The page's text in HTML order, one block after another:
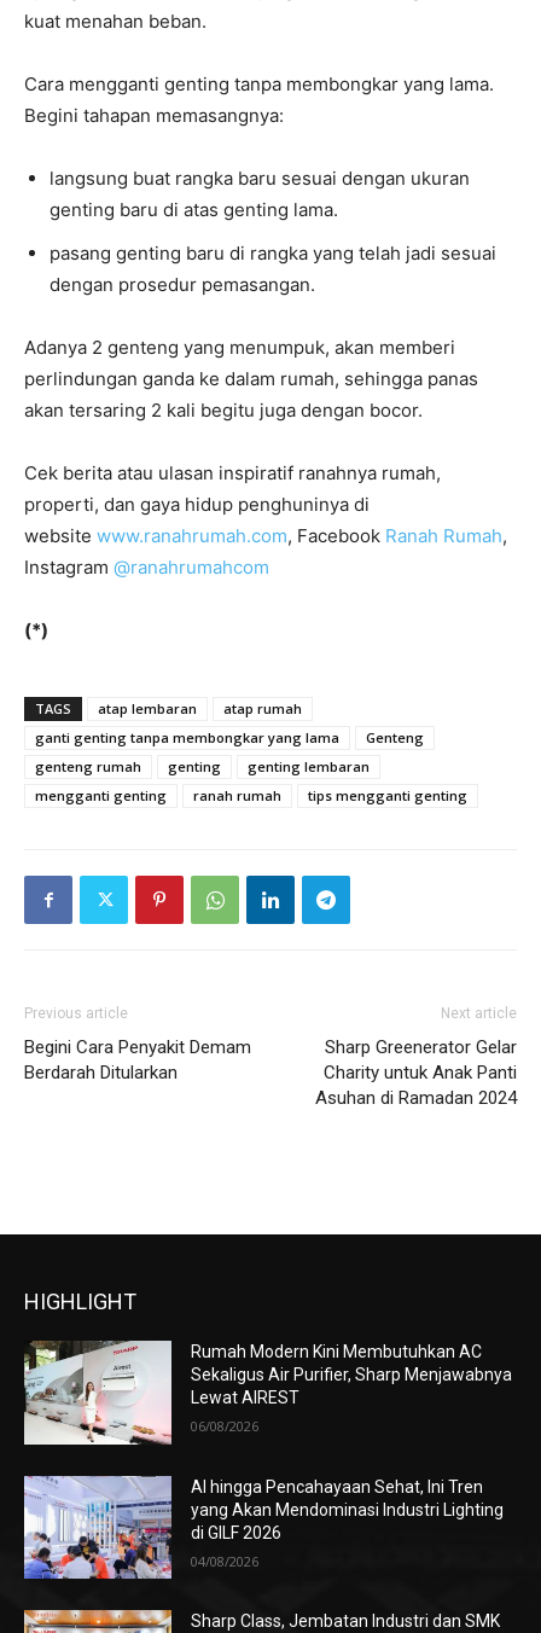
kuat menahan beban.
Cara mengganti genting tanpa membongkar yang lama.
Begini tahapan memasangnya:
langsung buat rangka baru sesuai dengan ukuran
genting baru di atas genting lama.
pasang genting baru di rangka yang telah jadi sesuai
dengan prosedur pemasangan.
Adanya 2 genteng yang menumpuk, akan memberi
perlindungan ganda ke dalam rumah, sehingga panas
akan tersaring 2 kali begitu juga dengan bocor.
Cek berita atau ulasan inspiratif ranahnya rumah,
properti, dan gaya hidup penghuninya di
website www.ranahrumah.com, Facebook Ranah Rumah,
Instagram @ranahrumahcom
(*)
TAGS atap lembaran
atap rumah
ganti genting tanpa membongkar yang lama
Genteng
genteng rumah
genting
genting lembaran
mengganti genting
ranah rumah tips mengganti genting
Previous article
Begini Cara Penyakit Demam
Berdarah Ditularkan
Next article
Sharp Greenerator Gelar
Charity untuk Anak Panti
Asuhan di Ramadan 2024
HIGHLIGHT
Rumah Modern Kini Membutuhkan AC
Sekaligus Air Purifier, Sharp Menjawabnya
Lewat AIREST
06/08/2026
AI hingga Pencahayaan Sehat, Ini Tren
yang Akan Mendominasi Industri Lighting
di GILF 2026
04/08/2026
Sharp Class, Jembatan Industri dan SMK